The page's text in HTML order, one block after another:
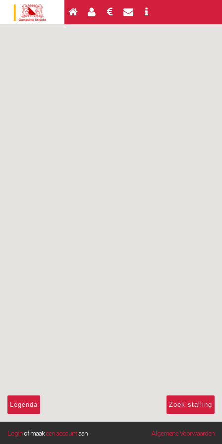
Legenda Zoek stalling
Loginof maakeen accountaan Algemene Voorwaarden